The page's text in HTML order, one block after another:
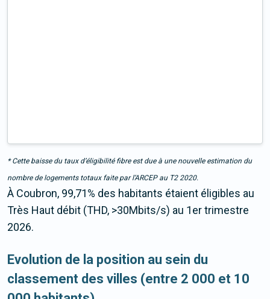
* Cette baisse du taux d’éligibilité fibre est due à une nouvelle estimation du
nombre de logements totaux faite par l’ARCEP au T2 2020.
À Coubron, 99,71% des habitants étaient éligibles au
Très Haut débit (THD, >30Mbits/s) au 1er trimestre
2026.
Evolution de la position au sein du
classement des villes (entre 2 000 et 10